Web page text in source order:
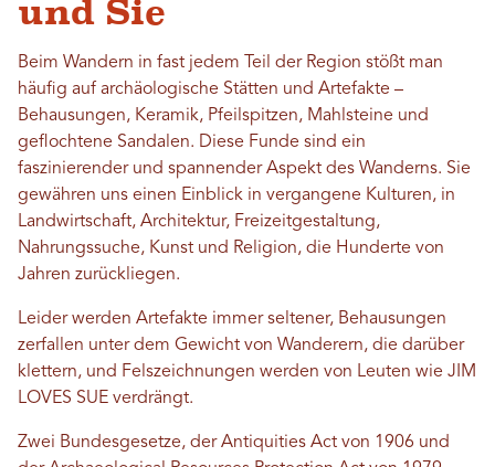
und Sie
Beim Wandern in fast jedem Teil der Region stößt man
häufig auf archäologische Stätten und Artefakte –
Behausungen, Keramik, Pfeilspitzen, Mahlsteine ​​und
geflochtene Sandalen. Diese Funde sind ein
faszinierender und spannender Aspekt des Wanderns. Sie
gewähren uns einen Einblick in vergangene Kulturen, in
Landwirtschaft, Architektur, Freizeitgestaltung,
Nahrungssuche, Kunst und Religion, die Hunderte von
Jahren zurückliegen.
Leider werden Artefakte immer seltener, Behausungen
zerfallen unter dem Gewicht von Wanderern, die darüber
klettern, und Felszeichnungen werden von Leuten wie JIM
LOVES SUE verdrängt.
Zwei Bundesgesetze, der Antiquities Act von 1906 und